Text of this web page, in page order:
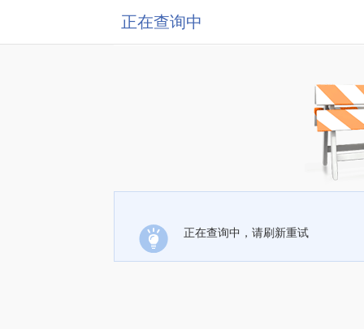
正在查询中
正在查询中，请刷新重试